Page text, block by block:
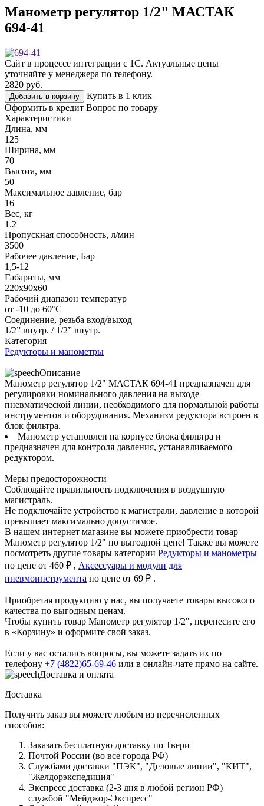
Манометр регулятор 1/2" МАСТАК
694-41
Сайт в процессе интеграции с 1С. Актуальные цены
уточняйте у менеджера по телефону.
2820 руб.
Добавить в корзину
Купить в 1 клик
Оформить в кредит Вопрос по товару
Характеристики
Длина, мм
125
Ширина, мм
70
Высота, мм
50
Максимальное давление, бар
16
Вес, кг
1.2
Пропускная способность, л/мин
3500
Рабочее давление, Бар
1,5-12
Габариты, мм
220х90х60
Рабочий диапазон температур
от -10 до 60°С
Соединение, резьба вход/выход
1/2” внутр. / 1/2” внутр.
Категория
Редукторы и манометры
Описание
Манометр регулятор 1/2" МАСТАК 694-41 предназначен для
регулировки номинального давления на выходе
пневматической линии, необходимого для нормальной работы
инструментов и оборудования. Механизм редуктора встроен в
блок фильтра.
Манометр установлен на корпусе блока фильтра и
предназначен для контроля давления, устанавливаемого
редуктором.
Меры предосторожности
Соблюдайте правильность подключения в воздушную
магистраль.
Не подключайте устройство к магистрали, давление в которой
превышает максимально допустимое.
В нашем интернет магазине вы можете приобрести товар
Манометр регулятор 1/2" по выгодной цене! Также вы можете
посмотреть другие товары категории Редукторы и манометры
по цене от 460 ₽ , Аксессуары и модули для
пневмоинструмента по цене от 69 ₽ .
Приобретая продукцию у нас, вы получаете товары высокого
качества по выгодным ценам.
Чтобы купить товар Манометр регулятор 1/2", перенесите его
в «Корзину» и оформите свой заказ.
Если у вас остались вопросы, вы можете задать их по
телефону +7 (4822)65-69-46 или в онлайн-чате прямо на сайте.
Доставка и оплата
Доставка
Получить заказ вы можете любым из перечисленных
способов:
Заказать бесплатную доставку по Твери
Почтой России (во все города РФ)
Службами доставки "ПЭК", "Деловые линии", "КИТ",
"Желдорэкспедиция"
Экспресс доставка (2-3 дня в любой регион РФ)
службой "Мейджор-Экспресс"